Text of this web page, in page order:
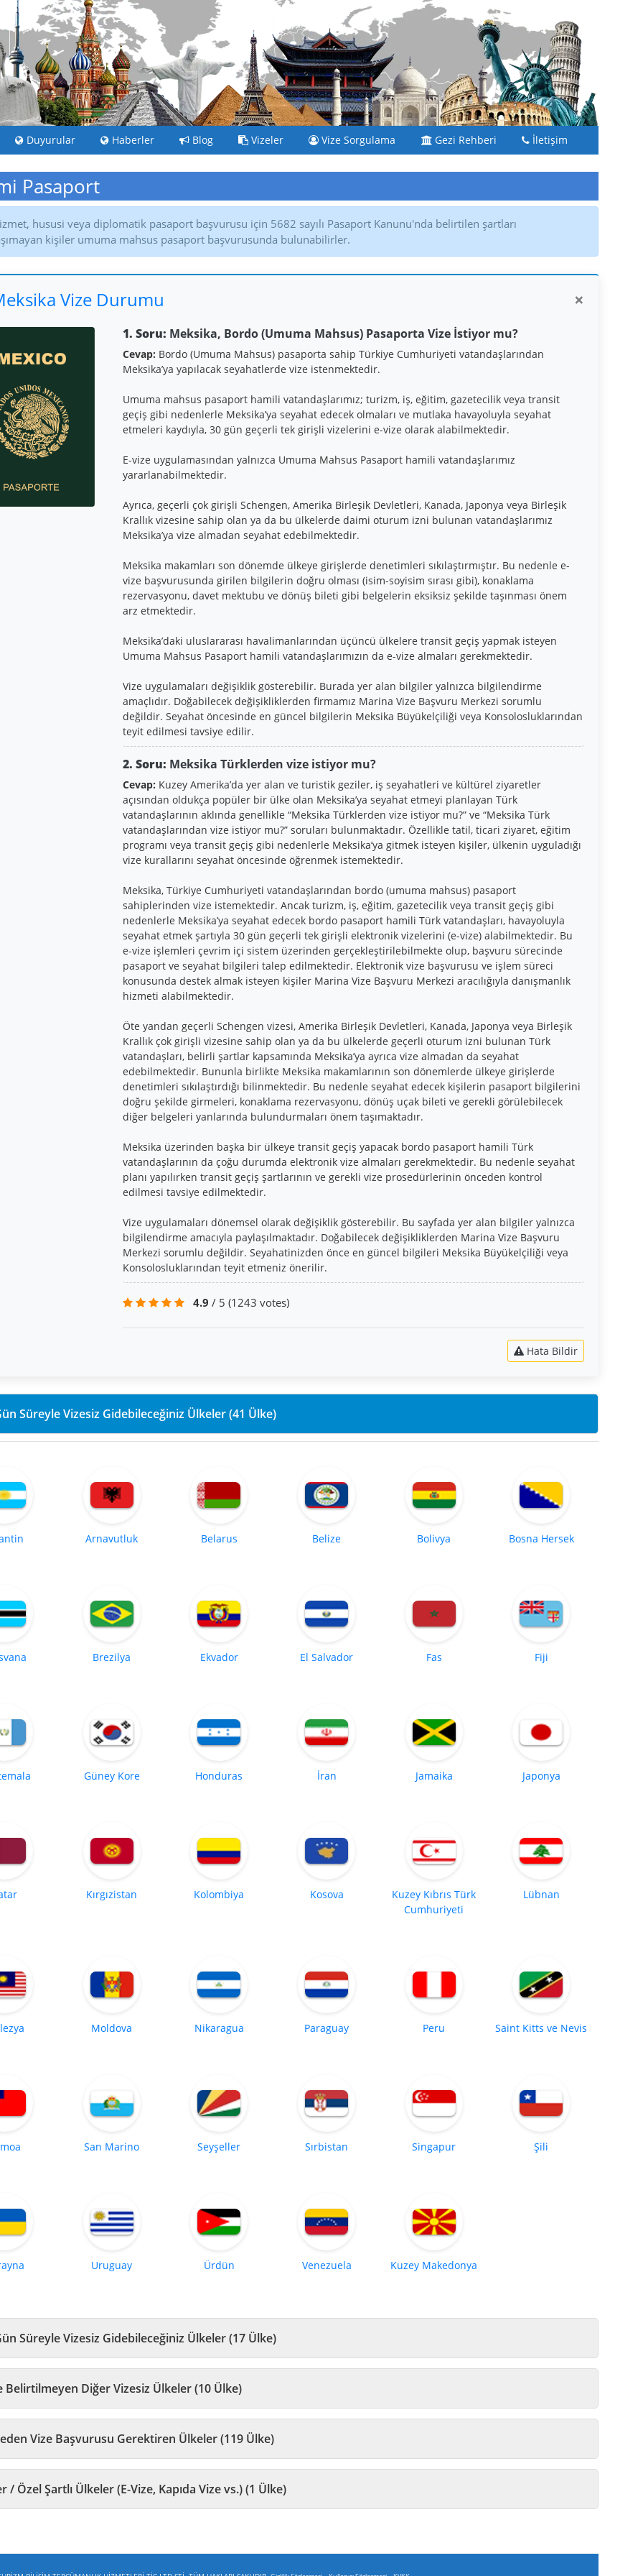
Duyurular Haberler Blog Vizeler Vize Sorgulama Gezi Rehberi İletişim
Pasaport
hususi veya diplomatik pasaport başvurusu için 5682 sayılı Pasaport Kanunu'nda belirtilen şartları
kişiler umuma mahsus pasaport başvurusunda bulunabilirler.
Vize Durumu ×
1. Soru: Meksika, Bordo (Umuma Mahsus) Pasaporta Vize İstiyor mu?
Cevap: Bordo (Umuma Mahsus) pasaporta sahip Türkiye Cumhuriyeti vatandaşlarından
Meksika’ya yapılacak seyahatlerde vize istenmektedir.
Umuma mahsus pasaport hamili vatandaşlarımız; turizm, iş, eğitim, gazetecilik veya transit
geçiş gibi nedenlerle Meksika’ya seyahat edecek olmaları ve mutlaka havayoluyla seyahat
etmeleri kaydıyla, 30 gün geçerli tek girişli vizelerini e-vize olarak alabilmektedir.
E-vize uygulamasından yalnızca Umuma Mahsus Pasaport hamili vatandaşlarımız
yararlanabilmektedir.
Ayrıca, geçerli çok girişli Schengen, Amerika Birleşik Devletleri, Kanada, Japonya veya Birleşik
Krallık vizesine sahip olan ya da bu ülkelerde daimi oturum izni bulunan vatandaşlarımız
Meksika’ya vize almadan seyahat edebilmektedir.
Meksika makamları son dönemde ülkeye girişlerde denetimleri sıkılaştırmıştır. Bu nedenle e-
vize başvurusunda girilen bilgilerin doğru olması (isim-soyisim sırası gibi), konaklama
rezervasyonu, davet mektubu ve dönüş bileti gibi belgelerin eksiksiz şekilde taşınması önem
arz etmektedir.
Meksika’daki uluslararası havalimanlarından üçüncü ülkelere transit geçiş yapmak isteyen
Umuma Mahsus Pasaport hamili vatandaşlarımızın da e-vize almaları gerekmektedir.
Vize uygulamaları değişiklik gösterebilir. Burada yer alan bilgiler yalnızca bilgilendirme
amaçlıdır. Doğabilecek değişikliklerden firmamız Marina Vize Başvuru Merkezi sorumlu
değildir. Seyahat öncesinde en güncel bilgilerin Meksika Büyükelçiliği veya Konsolosluklarından
teyit edilmesi tavsiye edilir.
2. Soru: Meksika Türklerden vize istiyor mu?
Cevap: Kuzey Amerika’da yer alan ve turistik geziler, iş seyahatleri ve kültürel ziyaretler
açısından oldukça popüler bir ülke olan Meksika’ya seyahat etmeyi planlayan Türk
vatandaşlarının aklında genellikle “Meksika Türklerden vize istiyor mu?” ve “Meksika Türk
vatandaşlarından vize istiyor mu?” soruları bulunmaktadır. Özellikle tatil, ticari ziyaret, eğitim
programı veya transit geçiş gibi nedenlerle Meksika’ya gitmek isteyen kişiler, ülkenin uyguladığı
vize kurallarını seyahat öncesinde öğrenmek istemektedir.
Meksika, Türkiye Cumhuriyeti vatandaşlarından bordo (umuma mahsus) pasaport
sahiplerinden vize istemektedir. Ancak turizm, iş, eğitim, gazetecilik veya transit geçiş gibi
nedenlerle Meksika’ya seyahat edecek bordo pasaport hamili Türk vatandaşları, havayoluyla
seyahat etmek şartıyla 30 gün geçerli tek girişli elektronik vizelerini (e-vize) alabilmektedir. Bu
e-vize işlemleri çevrim içi sistem üzerinden gerçekleştirilebilmekte olup, başvuru sürecinde
pasaport ve seyahat bilgileri talep edilmektedir. Elektronik vize başvurusu ve işlem süreci
konusunda destek almak isteyen kişiler Marina Vize Başvuru Merkezi aracılığıyla danışmanlık
hizmeti alabilmektedir.
Öte yandan geçerli Schengen vizesi, Amerika Birleşik Devletleri, Kanada, Japonya veya Birleşik
Krallık çok girişli vizesine sahip olan ya da bu ülkelerde geçerli oturum izni bulunan Türk
vatandaşları, belirli şartlar kapsamında Meksika’ya ayrıca vize almadan da seyahat
edebilmektedir. Bununla birlikte Meksika makamlarının son dönemlerde ülkeye girişlerde
denetimleri sıkılaştırdığı bilinmektedir. Bu nedenle seyahat edecek kişilerin pasaport bilgilerini
doğru şekilde girmeleri, konaklama rezervasyonu, dönüş uçak bileti ve gerekli görülebilecek
diğer belgeleri yanlarında bulundurmaları önem taşımaktadır.
Meksika üzerinden başka bir ülkeye transit geçiş yapacak bordo pasaport hamili Türk
vatandaşlarının da çoğu durumda elektronik vize almaları gerekmektedir. Bu nedenle seyahat
planı yapılırken transit geçiş şartlarının ve gerekli vize prosedürlerinin önceden kontrol
edilmesi tavsiye edilmektedir.
Vize uygulamaları dönemsel olarak değişiklik gösterebilir. Bu sayfada yer alan bilgiler yalnızca
bilgilendirme amacıyla paylaşılmaktadır. Doğabilecek değişikliklerden Marina Vize Başvuru
Merkezi sorumlu değildir. Seyahatinizden önce en güncel bilgileri Meksika Büyükelçiliği veya
Konsolosluklarından teyit etmeniz önerilir.
4.9 / 5 (1243 votes)
Hata Bildir
90 Gün Süreyle Vizesiz Gidebileceğiniz Ülkeler (41 Ülke)
Arnavutluk Belarus Belize Bolivya Bosna Hersek
Brezilya Ekvador El Salvador Fas Fiji
Güney Kore Honduras İran Jamaika Japonya
Kırgızistan Kolombiya Kosova
Kuzey Kıbrıs Türk
Cumhuriyeti
Lübnan
Moldova Nikaragua Paraguay Peru Saint Kitts ve Nevis
San Marino Seyşeller Sırbistan Singapur Şili
Uruguay Ürdün Venezuela Kuzey Makedonya
30 Gün Süreyle Vizesiz Gidebileceğiniz Ülkeler (17 Ülke)
Süre Belirtilmeyen Diğer Vizesiz Ülkeler (10 Ülke)
Önceden Vize Başvurusu Gerektiren Ülkeler (119 Ülke)
Diğer / Özel Şartlı Ülkeler (E-Vize, Kapıda Vize vs.) (1 Ülke)